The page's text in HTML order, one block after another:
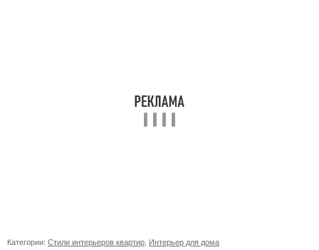
Категории: Стили интерьеров квартир Интерьер для дома